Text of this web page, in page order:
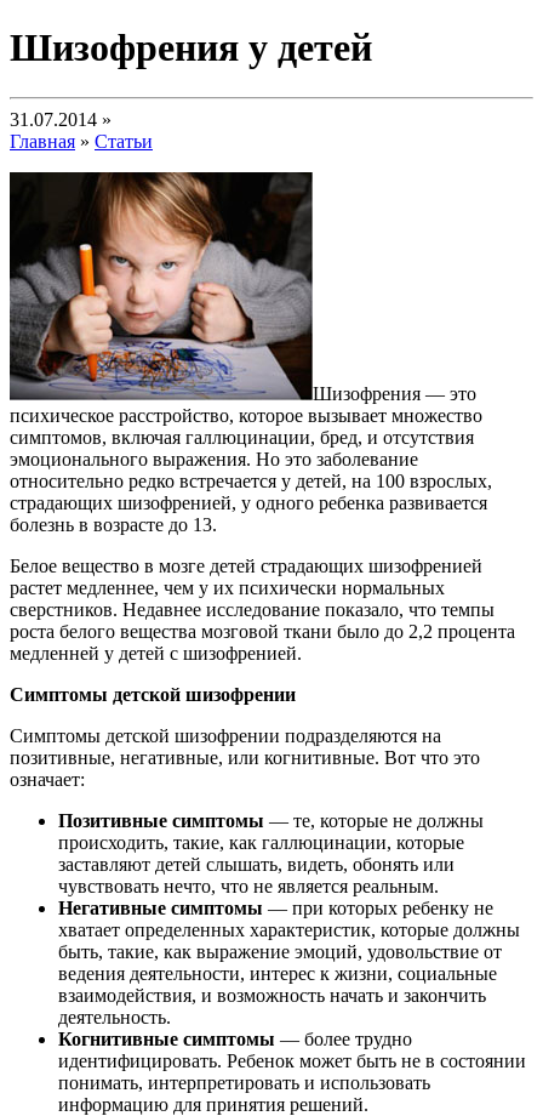
Шизофрения у детей
31.07.2014 »
Главная » Статьи
Шизофрения — это
психическое расстройство, которое вызывает множество
симптомов, включая галлюцинации, бред, и отсутствия
эмоционального выражения. Но это заболевание
относительно редко встречается у детей, на 100 взрослых,
страдающих шизофренией, у одного ребенка развивается
болезнь в возрасте до 13.
Белое вещество в мозге детей страдающих шизофренией
растет медленнее, чем у их психически нормальных
сверстников. Недавнее исследование показало, что темпы
роста белого вещества мозговой ткани было до 2,2 процента
медленней у детей с шизофренией.
Симптомы детской шизофрении
Симптомы детской шизофрении подразделяются на
позитивные, негативные, или когнитивные. Вот что это
означает:
Позитивные симптомы — те, которые не должны
происходить, такие, как галлюцинации, которые
заставляют детей слышать, видеть, обонять или
чувствовать нечто, что не является реальным.
Негативные симптомы — при которых ребенку не
хватает определенных характеристик, которые должны
быть, такие, как выражение эмоций, удовольствие от
ведения деятельности, интерес к жизни, социальные
взаимодействия, и возможность начать и закончить
деятельность.
Когнитивные симптомы — более трудно
идентифицировать. Ребенок может быть не в состоянии
понимать, интерпретировать и использовать
информацию для принятия решений.